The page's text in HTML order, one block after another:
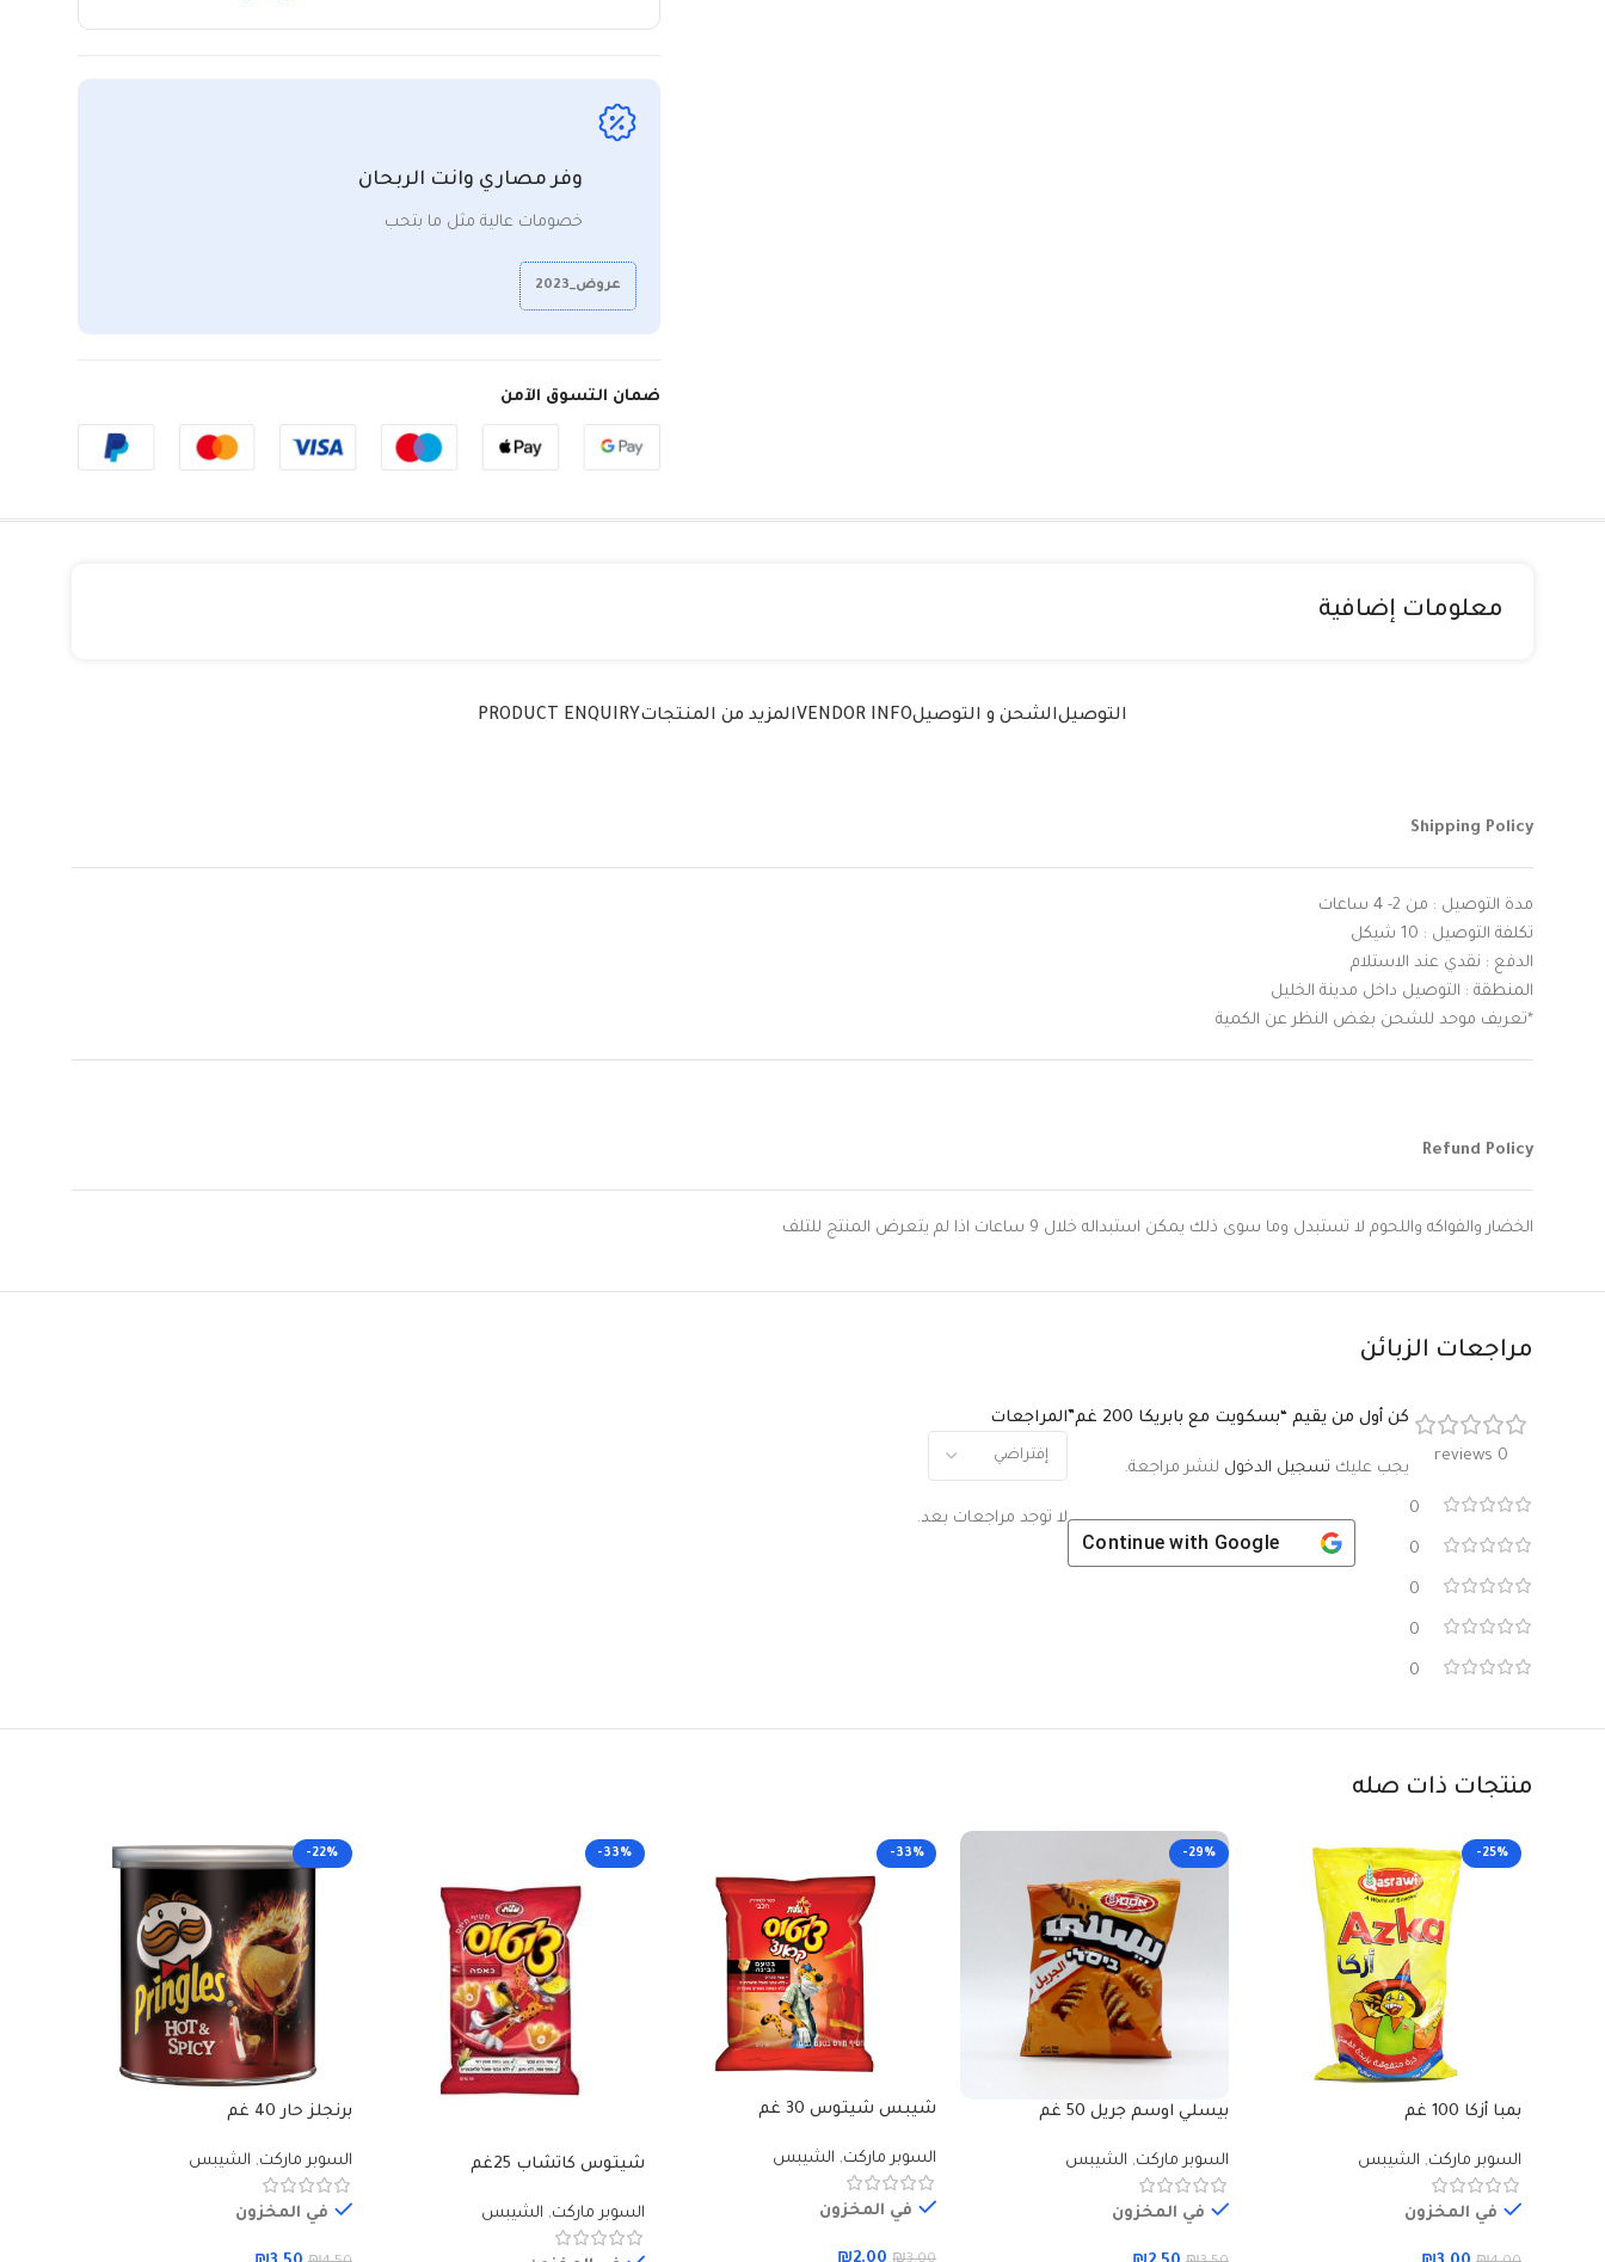
وفر مصاري وانت الربحان
خصومات عالية مثل ما بتحب
عروض_2023
ضمان التسوق الآمن
معلومات إضافية
التوصيلالشحن و التوصيلVENDOR INFOالمزيد من المنتجاتPRODUCT ENQUIRY
Shipping Policy
مدة التوصيل : من 2- 4 ساعات
تكلفة التوصيل : 10 شيكل
الدفع : نقدي عند الاستلام
المنطقة : التوصيل داخل مدينة الخليل
*تعريف موحد للشحن بغض النظر عن الكمية
Refund Policy
الخضار والفواكه واللحوم لا تستبدل وما سوى ذلك يمكن استبداله خلال 9 ساعات اذا لم يتعرض المنتج للتلف
مراجعات الزبائن
0 reviews
0
0
0
0
0
المراجعات
لا توجد مراجعات بعد.
كن أول من يقيم “بسكويت مع بابريكا 200 غم”
يجب عليك تسجيل الدخول لنشر مراجعة.
Continue with Google
منتجات ذات صله
-25%
بمبا أزكا 100 غم
السوبر ماركت, الشيبس
في المخزون
-29%
بيسلي اوسم جريل 50 غم
السوبر ماركت, الشيبس
في المخزون
-33%
شيبس شيتوس 30 غم
السوبر ماركت, الشيبس
في المخزون
-33%
شيتوس كاتشاب 25غم
السوبر ماركت, الشيبس
-22%
برنجلز حار 40 غم
السوبر ماركت, الشيبس
في المخزون